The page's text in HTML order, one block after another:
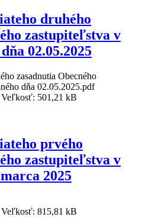
druhého
zastupiteľstva v
02.05.2025
zasadnutia Obecného
dňa 02.05.2025.pdf
Veľkosť: 501,21 kB
prvého
zastupiteľstva v
2025
Veľkosť: 815,81 kB